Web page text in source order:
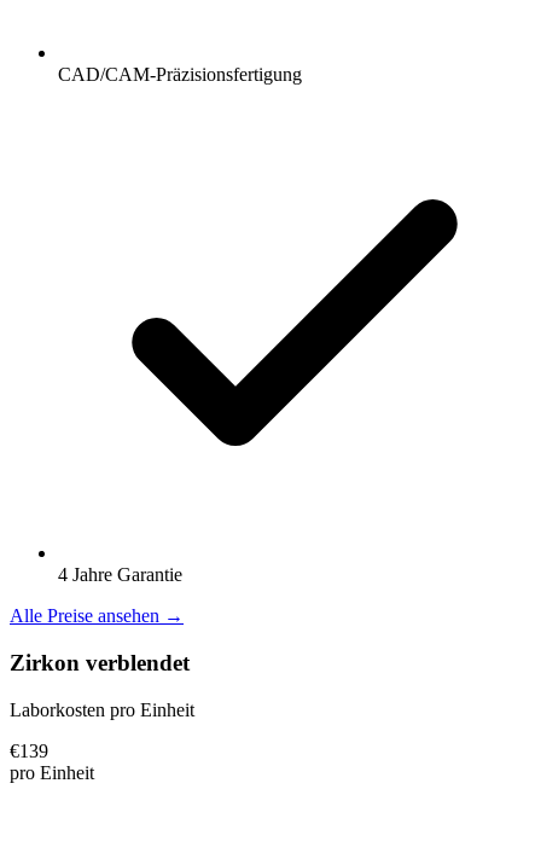
CAD/CAM-Präzisionsfertigung
4 Jahre Garantie
Alle Preise ansehen →
Zirkon verblendet
Laborkosten pro Einheit
€139
pro Einheit